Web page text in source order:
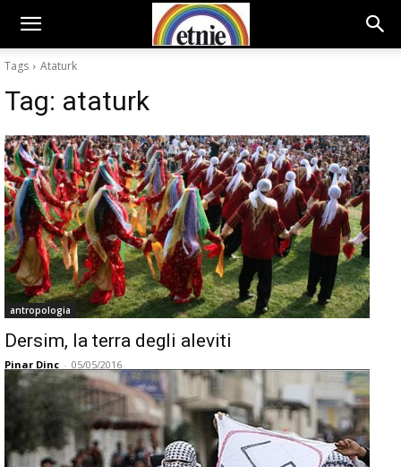
Tags Ataturk
Tag: ataturk
antropologia
Dersim, la terra degli aleviti
Pinar Dinc - 05/05/2016